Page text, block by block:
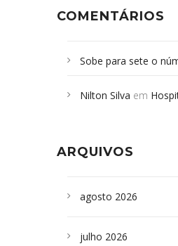
COMENTÁRIOS
Sobe para sete o
desabamento em São
sepultados em SP
Nilton Silva em
ARQUIVOS
agosto 2026
julho 2026